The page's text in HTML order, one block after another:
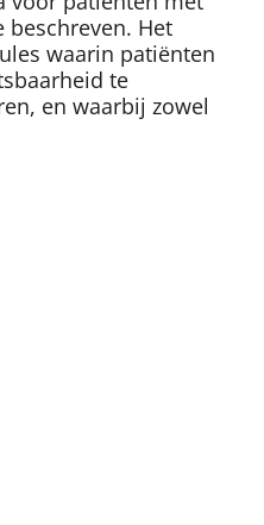
beschreven. Het
waarin patiënten
te
en waarbij zowel